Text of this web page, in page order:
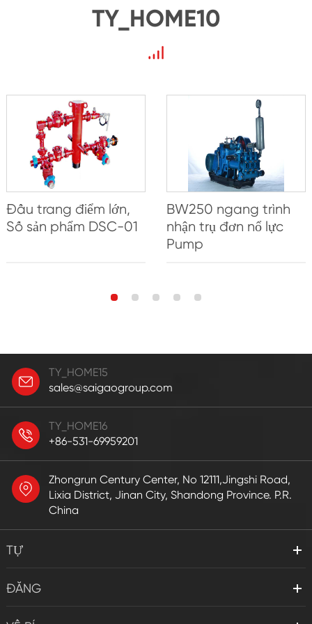
TY_HOME10
Đầu trang điểm lớn,
Số sản phẩm DSC-01
BW250 ngang trình
nhận trụ đơn nổ lực
Pump
TY_HOME15
sales@saigaogroup.com
TY_HOME16
+86-531-69959201
Zhongrun Century Center, No 12111,Jingshi Road,
Lixia District, Jinan City, Shandong Province. P.R.
China
TỰ
ĐĂNG